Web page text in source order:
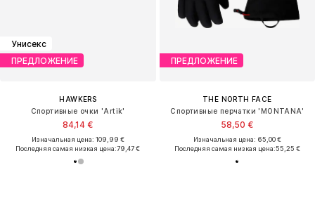
Унисекс
ПРЕДЛОЖЕНИЕ
HAWKERS
Спортивные очки 'Artik'
84,14 €
Изначальная цена: 109,99 €
Последняя самая низкая цена:79,47 €
ПРЕДЛОЖЕНИЕ
THE NORTH FACE
Спортивные перчатки 'MONTANA'
58,50 €
Изначальная цена: 65,00 €
Последняя самая низкая цена:55,25 €